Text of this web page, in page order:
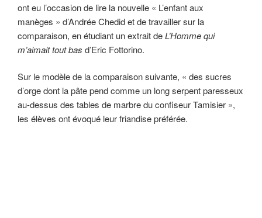
ont eu l’occasion de lire la nouvelle « L’enfant aux
manèges » d’Andrée Chedid et de travailler sur la
comparaison, en étudiant un extrait deL’Homme qui
m’aimait tout bas d’Eric Fottorino.
Sur le modèle de la comparaison suivante, « des sucres
d’orge dont la pâte pend comme un long serpent paresseux
au-dessus des tables de marbre du confiseur Tamisier »,
les élèves ont évoqué leur friandise préférée.